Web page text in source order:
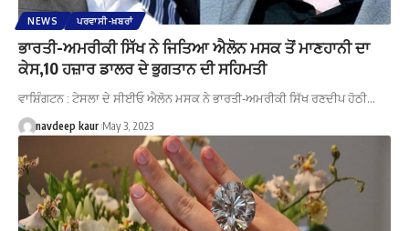
NEWS ਪਰਵਾਸੀ-ਖ਼ਬਰਾਂ
ਭਾਰਤੀ-ਅਮਰੀਕੀ ਸਿੱਖ ਨੇ ਜਿਤਿਆ ਐਲੋਨ ਮਸਕ ਤੋਂ ਮਾਣਹਾਨੀ ਦਾ
ਕੇਸ,10 ਹਜ਼ਾਰ ਡਾਲਰ ਦੇ ਭੁਗਤਾਨ ਦੀ ਸਹਿਮਤੀ
ਵਾਸ਼ਿੰਗਟਨ : ਟੇਸਲਾ ਦੇ ਸੀਈਓ ਐਲੋਨ ਮਸਕ ਨੇ ਭਾਰਤੀ-ਅਮਰੀਕੀ ਸਿੱਖ ਰਣਦੀਪ ਹੋਠੀ…
navdeep kaur May 3, 2023